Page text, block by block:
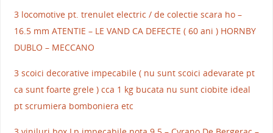
3 locomotive pt. trenulet electric / de colectie scara ho –
16.5 mm ATENTIE – LE VAND CA DEFECTE ( 60 ani ) HORNBY
DUBLO – MECCANO
3 scoici decorative impecabile ( nu sunt scoici adevarate pt
ca sunt foarte grele ) cca 1 kg bucata nu sunt ciobite ideal
pt scrumiera bomboniera etc